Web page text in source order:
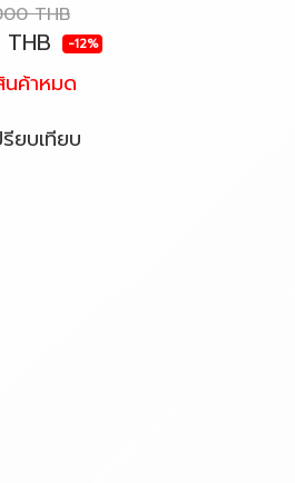
THB
-12%
นค้าหมด
รียบเทียบ